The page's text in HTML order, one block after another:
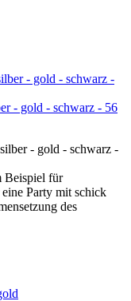
- gold - schwarz - 56
- gold - schwarz -
Beispiel für
Party mit schick
des